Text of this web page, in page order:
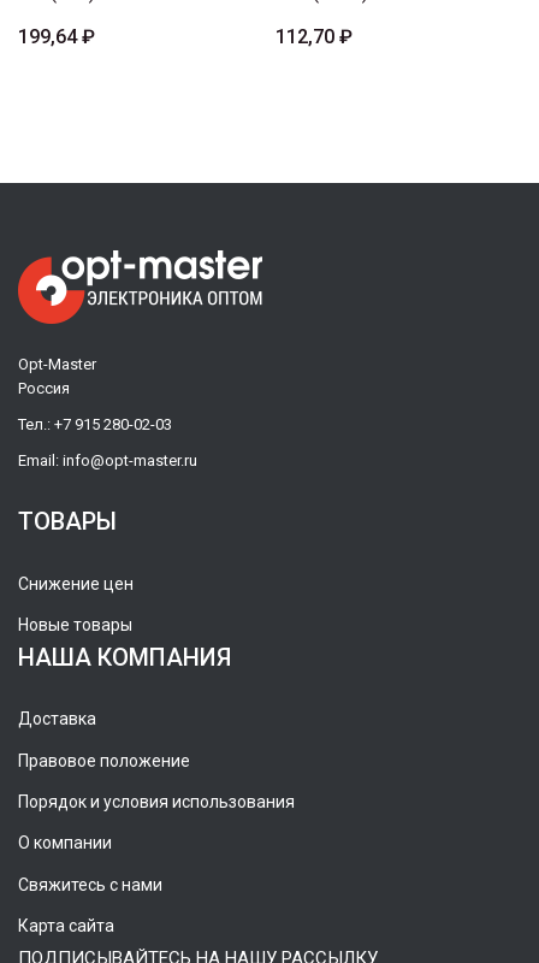
199,64 ₽
112,70 ₽
Opt-Master
Россия
Тел.: +7 915 280-02-03
Email: info@opt-master.ru
ТОВАРЫ
Снижение цен
Новые товары
НАША КОМПАНИЯ
Доставка
Правовое положение
Порядок и условия использования
О компании
Свяжитесь с нами
Карта сайта
ПОДПИСЫВАЙТЕСЬ НА НАШУ РАССЫЛКУ